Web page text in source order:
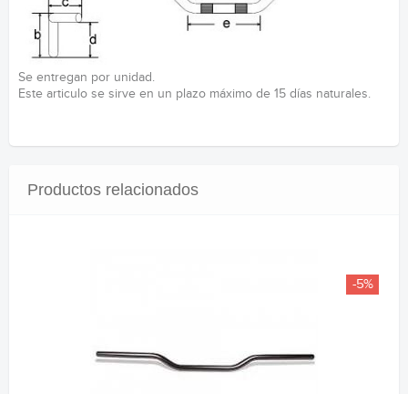
Se entregan por unidad.
Este articulo se sirve en un plazo máximo de 15 días naturales.
Productos relacionados
-5%